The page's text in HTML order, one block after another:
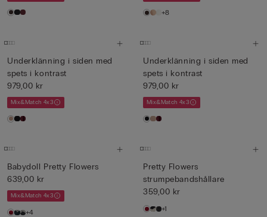
+8
Underklänning i siden med
spets i kontrast
979,00 kr
Mix&Match 4x3
Underklänning i siden med
spets i kontrast
979,00 kr
Mix&Match 4x3
Babydoll Pretty Flowers
639,00 kr
Mix&Match 4x3
+4
Pretty Flowers
strumpebandshållare
359,00 kr
+1